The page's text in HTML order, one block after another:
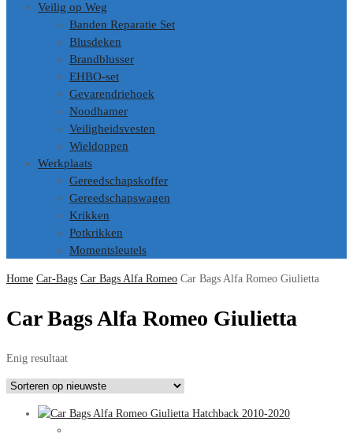
Veilig op Weg
Banden Reparatie Set
Blusdeken
Brandblusser
EHBO-set
Gevarendriehoek
Noodhamer
Veiligheidsvesten
Wieldoppen
Werkplaats
Gereedschapskoffer
Gereedschapswagen
Krikken
Potkrikken
Momentsleutels
Home Car-Bags Car Bags Alfa Romeo Car Bags Alfa Romeo Giulietta
Car Bags Alfa Romeo Giulietta
Enig resultaat